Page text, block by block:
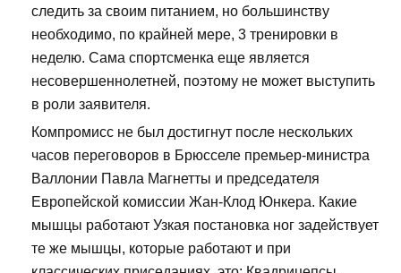
следить за своим питанием, но большинству
необходимо, по крайней мере, 3 тренировки в
неделю. Сама спортсменка еще является
несовершеннолетней, поэтому не может выступить
в роли заявителя.
Компромисс не был достигнут после нескольких
часов переговоров в Брюсселе премьер-министра
Валлонии Павла Магнетты и председателя
Европейской комиссии Жан-Клод Юнкера. Какие
мышцы работают Узкая постановка ног задействует
те же мышцы, которые работают и при